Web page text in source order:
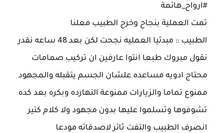
#ارواح_هائمة
تمت العملية بنجاح وخرج الطبيب معلنا
الطبيب :: مبدئيا العمليه نجحت لكن بعد 48 ساعه نقدر
نقول مبروك طبعا انتوا عارفين ان تركيب صمامات
محتاج ادويه مساعده علشان الجسم يتقبله والمجهود
ممنوع تماما والزيارات ممنوعة النهارده وبكره بعد كده
تشوفوها وتسلموا عليها بدون مجهود ولا كلام كتير
انصرف الطبيب والتفت ثائر لاصدقائه مودعا